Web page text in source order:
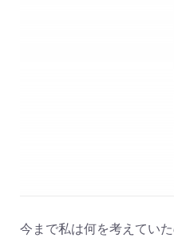
今まで私は何を考えてい